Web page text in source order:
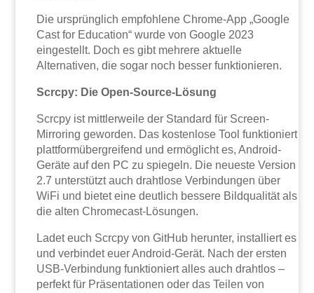
Die ursprünglich empfohlene Chrome-App „Google
Cast for Education“ wurde von Google 2023
eingestellt. Doch es gibt mehrere aktuelle
Alternativen, die sogar noch besser funktionieren.
Scrcpy: Die Open-Source-Lösung
Scrcpy ist mittlerweile der Standard für Screen-
Mirroring geworden. Das kostenlose Tool funktioniert
plattformübergreifend und ermöglicht es, Android-
Geräte auf den PC zu spiegeln. Die neueste Version
2.7 unterstützt auch drahtlose Verbindungen über
WiFi und bietet eine deutlich bessere Bildqualität als
die alten Chromecast-Lösungen.
Ladet euch Scrcpy von GitHub herunter, installiert es
und verbindet euer Android-Gerät. Nach der ersten
USB-Verbindung funktioniert alles auch drahtlos –
perfekt für Präsentationen oder das Teilen von